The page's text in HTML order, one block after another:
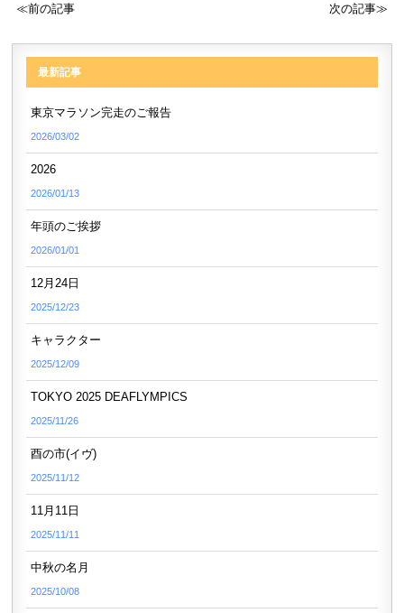
≪前の記事 次の記事≫
最新記事
東京マラソン完走のご報告
2026/03/02
2026
2026/01/13
年頭のご挨拶
2026/01/01
12月24日
2025/12/23
キャラクター
2025/12/09
TOKYO 2025 DEAFLYMPICS
2025/11/26
酉の市(イヴ)
2025/11/12
11月11日
2025/11/11
中秋の名月
2025/10/08